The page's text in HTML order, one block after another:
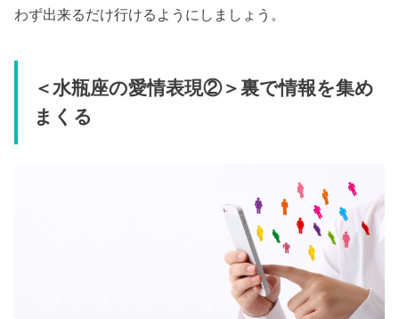
わず出来るだけ行けるようにしましょう。
＜水瓶座の愛情表現②＞裏で情報を集め
まくる